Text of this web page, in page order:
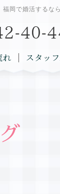
福岡で婚活するな
れ スタッ